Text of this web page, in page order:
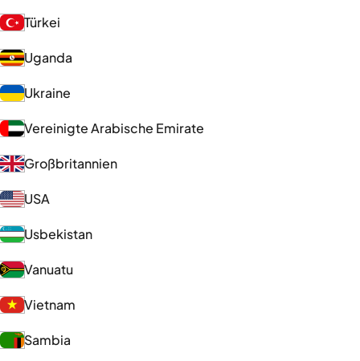
Türkei
Uganda
Ukraine
Vereinigte Arabische Emirate
Großbritannien
USA
Usbekistan
Vanuatu
Vietnam
Sambia